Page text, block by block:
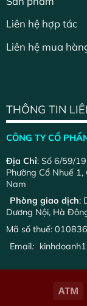
Liên hệ hợp tác
Liên hệ mua
THÔNG TIN
CÔNG TY CỔ
Địa Chỉ: Số 6/59/
Phường Cổ Nhuế
Nam
Phòng giao dịch:
Dương Nội, Hà
Mã số thuế:
Email: